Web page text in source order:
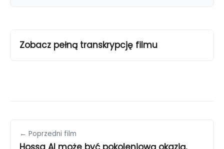
Zobacz pełną transkrypcję filmu
← Poprzedni film